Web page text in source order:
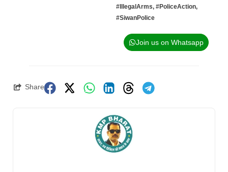
#IllegalArms, #PoliceAction,
#SiwanPolice
Join us on Whatsapp
Share